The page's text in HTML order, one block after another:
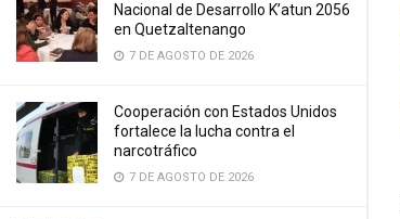
Nacional de Desarrollo K’atun 2056
en Quetzaltenango
7 DE AGOSTO DE 2026
Cooperación con Estados Unidos
fortalece la lucha contra el
narcotráfico
7 DE AGOSTO DE 2026